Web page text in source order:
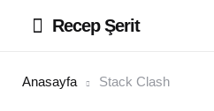
Recep Şerit
Anasayfa Stack Clash